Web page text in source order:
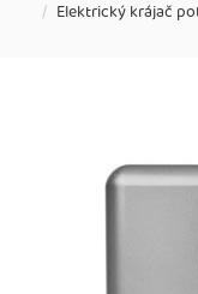
Elektrický krájač